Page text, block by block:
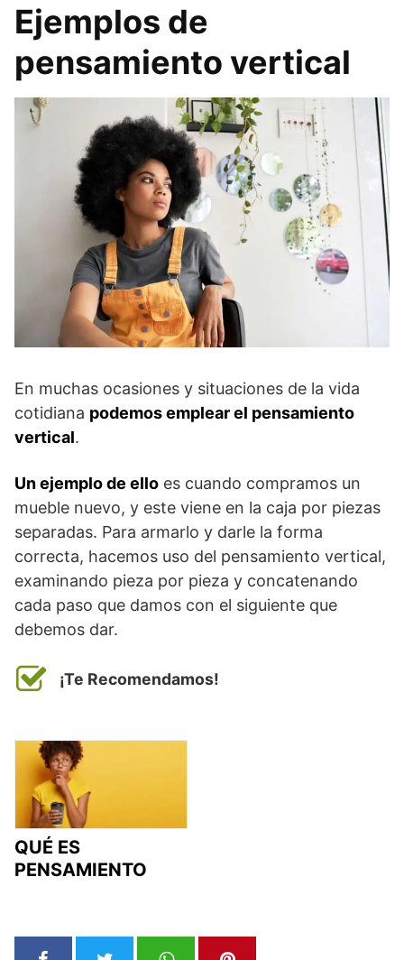
Ejemplos de
pensamiento vertical
En muchas ocasiones y situaciones de la vida
cotidiana podemos emplear el pensamiento
vertical.
Un ejemplo de ello es cuando compramos un
mueble nuevo, y este viene en la caja por piezas
separadas. Para armarlo y darle la forma
correcta, hacemos uso del pensamiento vertical,
examinando pieza por pieza y concatenando
cada paso que damos con el siguiente que
debemos dar.
¡Te Recomendamos!
QUÉ ES
PENSAMIENTO